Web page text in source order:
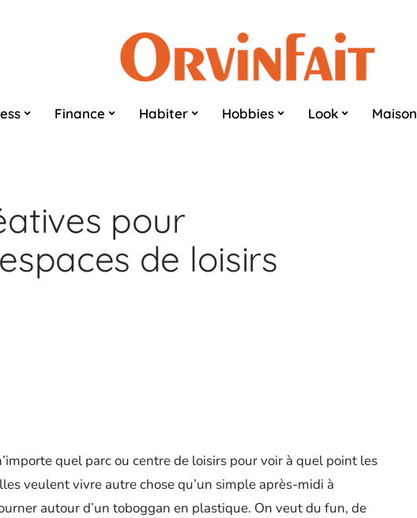
Finance Habiter Hobbies Look Maison
pour
de loisirs
quel parc ou centre de loisirs pour voir à quel point les
veulent vivre autre chose qu’un simple après-midi à
autour d’un toboggan en plastique. On veut du fun, de